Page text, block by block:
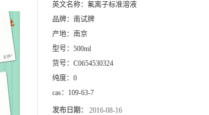
英文名称： 氟离子标准溶液
品牌： 南试牌
产地： 南京
型号： 500ml
货号： C0654530324
纯度： 0
cas： 109-63-7
发布日期： 2016-08-16